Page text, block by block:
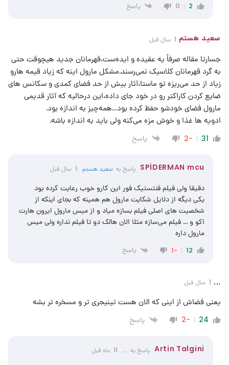
2
0 پاسخ
سعید هستم 1 سال قبل
جسارتا مقاله صرفاً یه عقیده و ایده‌ست،قهرمانان جدید هیچوقت حتی
به گرد قهرمانان کلاسیک نمی‌رسند.مشکل مارول اینه که زیاد قیمه هارو
زیاد از حد می‌ریزه تو ماستا،آثار بیش از حد فضای کمدی و سکانس های
ضایع کردن کاراکتر رو در خود جای داده،این درحالیه که آثار قدیمی
مارول فضای خودشو حفظ کرده بود…همه‌چیز به اندازه بود.
ادویه ها غذا و خوش مزه می‌کنه ولی باید به اندازه باشه.
31
-2 پاسخ
SPİDERMAN mcu پاسخ بهسعید هستم 1 سال قبل
دقیقا ولی فیلم فنتستیک فور این کارو خوب رعایت کرده بود
یکی دیگه از دلایل شکایت مارول هم همینه که بجای اینکه از
شخصیت های اصلی فیلم بسازه میاد و از میس مارول ایرون هارت
اکو و … فیلم می‌سازه مثلا الان هالک دو تا فیلم نداره ولی میس
مارول داره
12
-1 پاسخ
... 1 سال قبل
یعنی فضاش از اینی که الان هست تینیجری تر و مسخره تر بشه
24
-2 پاسخ
Artin Talgini پاسخ به ... 11 ماه قبل